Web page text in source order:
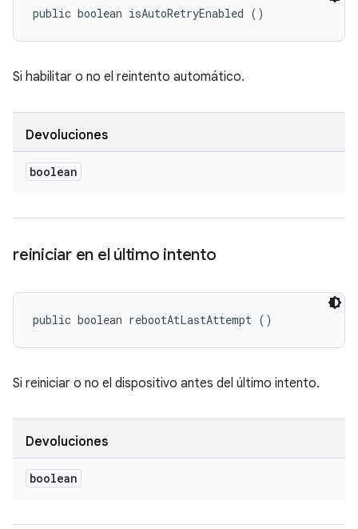
public boolean isAutoRetryEnabled ()
Si habilitar o no el reintento automático.
Devoluciones
boolean
reiniciar en el último intento
public boolean rebootAtLastAttempt ()
Si reiniciar o no el dispositivo antes del último intento.
Devoluciones
boolean